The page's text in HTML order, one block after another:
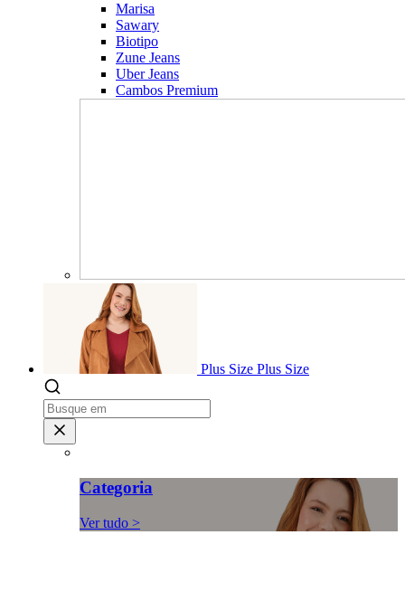
Marisa
Sawary
Biotipo
Zune Jeans
Uber Jeans
Cambos Premium
Plus Size Plus Size
Categoria
Ver tudo >